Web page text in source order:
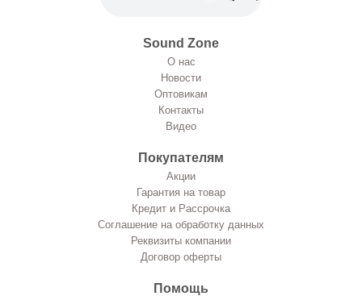
Sound Zone
О нас
Новости
Оптовикам
Контакты
Видео
Покупателям
Акции
Гарантия на товар
Кредит и Рассрочка
Соглашение на обработку данных
Реквизиты компании
Договор оферты
Помощь